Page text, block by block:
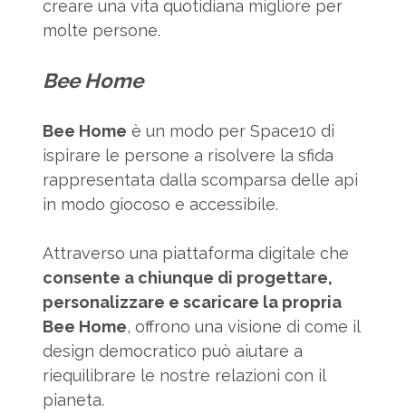
creare una vita quotidiana migliore per
molte persone.
Bee Home
Bee Home è un modo per Space10 di
ispirare le persone a risolvere la sfida
rappresentata dalla scomparsa delle api
in modo giocoso e accessibile.
Attraverso una piattaforma digitale che
consente a chiunque di progettare,
personalizzare e scaricare la propria
Bee Home, offrono una visione di come il
design democratico può aiutare a
riequilibrare le nostre relazioni con il
pianeta.